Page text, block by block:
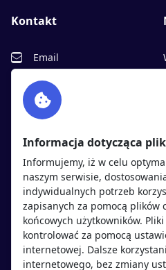
Kontakt
Email
Facebook
Twitter
Kandydaci
Regulamin kandydata
Oferty pracy
Informacja dotycząca
Informujemy, iż w celu
naszym serwisie,
indywidualnych potrzeb
zapisanych za pomocą plików
końcowych użytkowników.
kontrolować za pomocą
internetowej. Dalsze
internetowego, bez zmiany